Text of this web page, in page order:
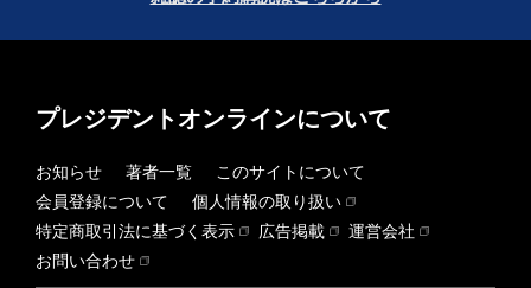
プレジデントオンラインについて
お知らせ 著者一覧
このサイトについて
会員登録について
個人情報の取り扱い
特定商取引法に基づく表示
広告掲載
運営会社
お問い合わせ